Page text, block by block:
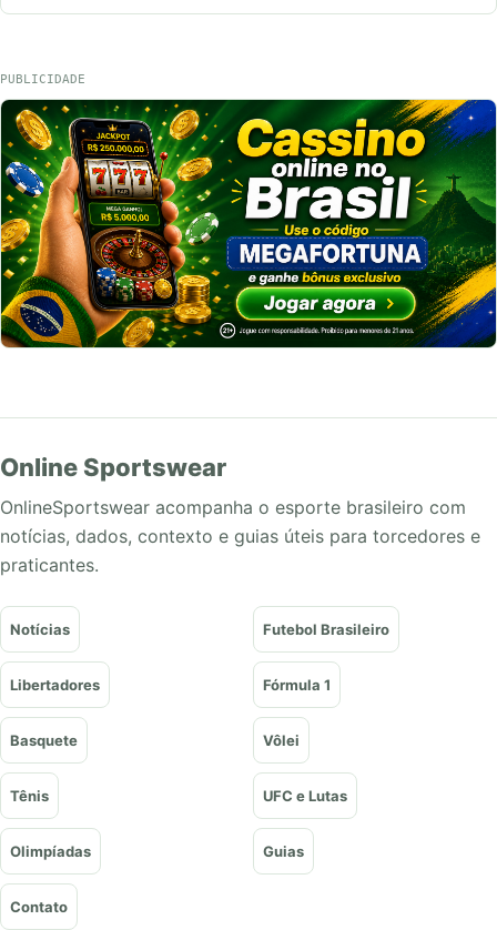
PUBLICIDADE
Online Sportswear
OnlineSportswear acompanha o esporte brasileiro com
notícias, dados, contexto e guias úteis para torcedores e
praticantes.
Notícias Futebol Brasileiro
Libertadores Fórmula 1
Basquete Vôlei
Tênis UFC e Lutas
Olimpíadas Guias
Contato